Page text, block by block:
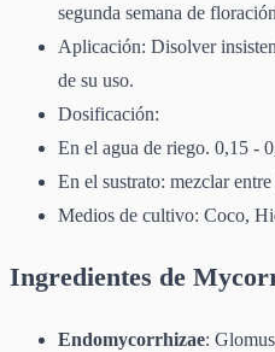
segunda semana de floración
Aplicación: Disolver
de su uso.
Dosificación:
En el agua de riego. 0,15 -
En el sustrato: mezclar
Medios de cultivo: Coco,
Ingredientes de
Endomycorrhizae: